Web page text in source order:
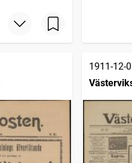
1911-12-